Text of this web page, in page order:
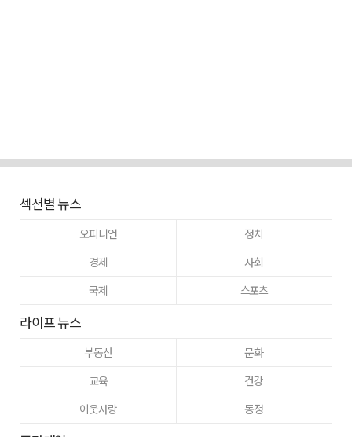
섹션별 뉴스
오피니언
정치
경제
사회
국제
스포츠
라이프 뉴스
부동산
문화
교육
건강
이웃사랑
동정